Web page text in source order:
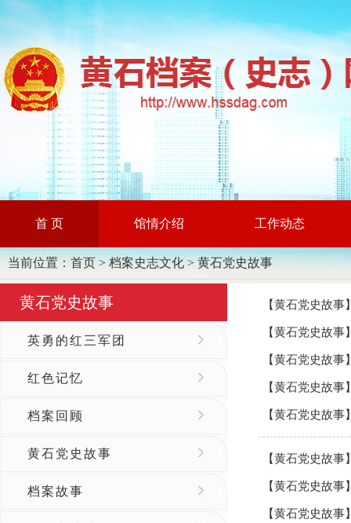
首 页 馆情介绍 工作动态
当前位置： 首页 > 档案史志文化 > 黄石党史故事
黄石党史故事
英勇的红三军团
红色记忆
档案回顾
黄石党史故事
档案故事
【黄石党史故
【黄石党史故
【黄石党史故
【黄石党史故
【黄石党史故
【黄石党史故
【黄石党史故
【黄石党史故